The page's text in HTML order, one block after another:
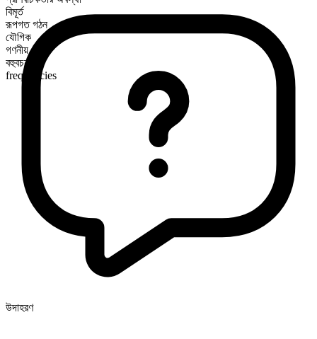
বিমূর্ত
রূপগত গঠন
যৌগিক
গণনীয়
বহুবচন রূপ
frequencies
উদাহরণ